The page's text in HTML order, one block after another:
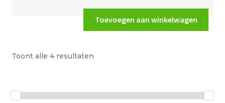
Toevoegen aan winkelwagen
Toont alle 4 resultaten